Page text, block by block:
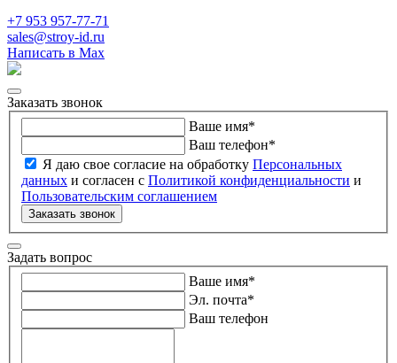
+7 953 957-77-71
sales@stroy-id.ru
Написать в Max
Заказать звонок
Ваше имя*
Ваш телефон*
Я даю свое согласие на обработку Персональных
данных и согласен с Политикой конфиденциальности и
Пользовательским соглашением
Заказать звонок
Задать вопрос
Ваше имя*
Эл. почта*
Ваш телефон